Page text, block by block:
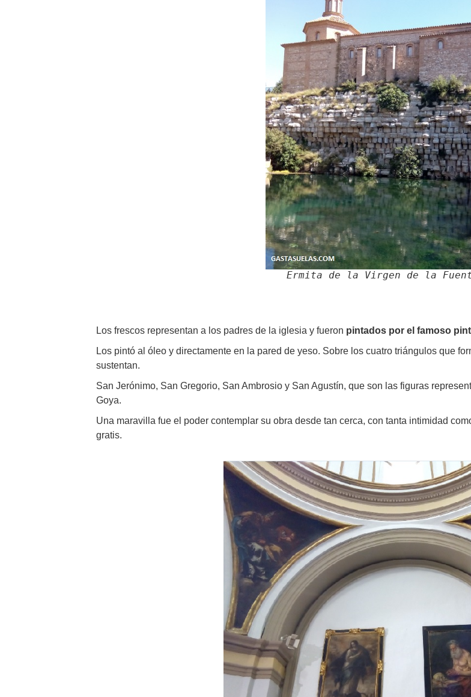
Ermita de la Virgen de la
Los frescos representan a los padres de la iglesia y fueron pintados por el famoso
Los pintó al óleo y directamente en la pared de yeso. Sobre los cuatro triángulos que
sustentan.
San Jerónimo, San Gregorio, San Ambrosio y San Agustín, que son las figuras
Goya.
Una maravilla fue el poder contemplar su obra desde tan cerca, con tanta intimidad
gratis.